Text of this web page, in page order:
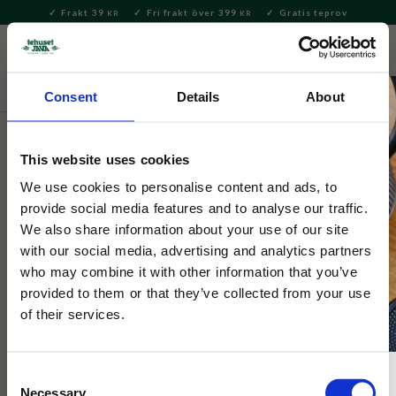
Consent Details About
This website uses cookies
We use cookies to personalise content and ads, to
provide social media features and to analyse our traffic.
We also share information about your use of our site
with our social media, advertising and analytics partners
who may combine it with other information that you’ve
provided to them or that they’ve collected from your use
of their services.
Necessary
Meny
Frakt 39 KR Fri frakt över 399 KR Gratis teprov
Bryggning & Tillbehör
Bodum
Bodum Chambord 8-Kopp 1L
Krom
Bodums tidlösa kaffepress. Kannan kallas bistrobryggare då
den användes flitigt på Franska Bistro-restauranger förr.